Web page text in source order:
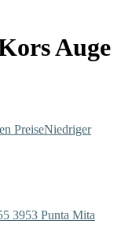
Auge
PreiseNiedriger